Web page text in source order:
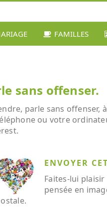
FAMILLES
sans offenser.
parle sans offenser,
ou votre
ENVOYER
Faites-lui
pensée en